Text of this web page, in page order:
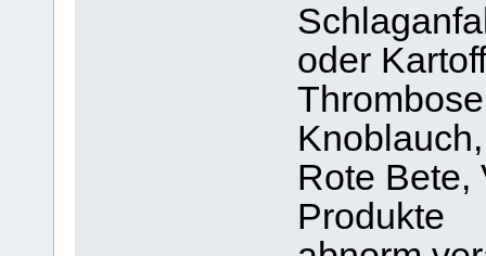
oder
Rote Bete,
Produkte